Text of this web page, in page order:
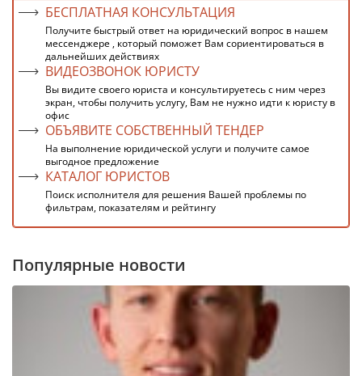
БЕСПЛАТНАЯ КОНСУЛЬТАЦИЯ
Получите быстрый ответ на юридический вопрос в нашем
мессенджере , который поможет Вам сориентироваться в
дальнейших действиях
ВИДЕОЗВОНОК ЮРИСТУ
Вы видите своего юриста и консультируетесь с ним через
экран, чтобы получить услугу, Вам не нужно идти к юристу в
офис
ОБЪЯВИТЕ СОБСТВЕННЫЙ ТЕНДЕР
На выполнение юридической услуги и получите самое
выгодное предложение
КАТАЛОГ ЮРИСТОВ
Поиск исполнителя для решения Вашей проблемы по
фильтрам, показателям и рейтингу
Популярные новости